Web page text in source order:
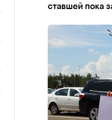
ставшей пока